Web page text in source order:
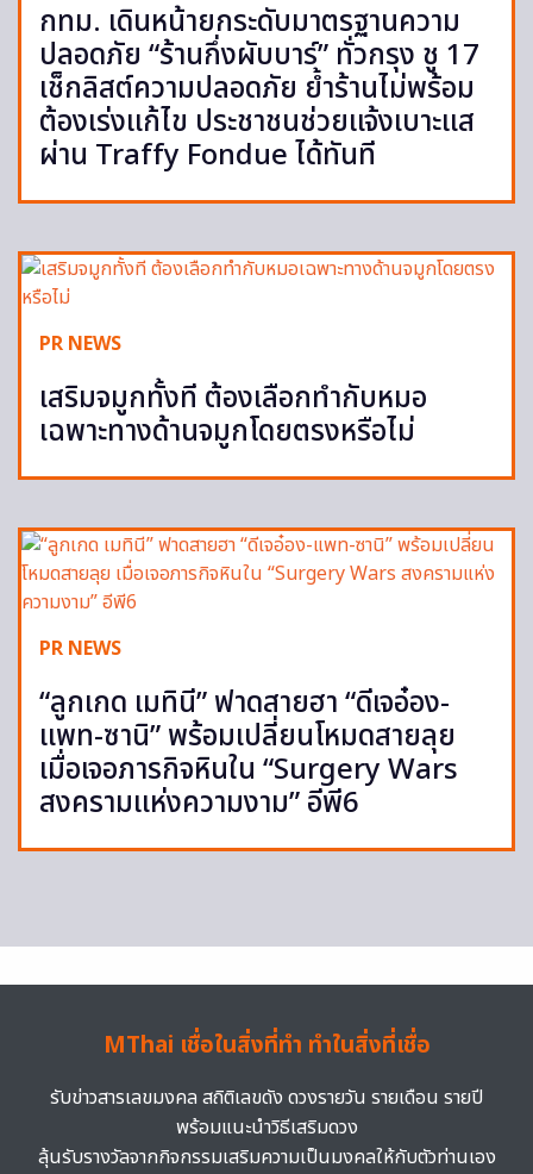
กทม. เดินหน้ายกระดับมาตรฐานความ
ปลอดภัย “ร้านกึ่งผับบาร์” ทั่วกรุง ชู 17
เช็กลิสต์ความปลอดภัย ย้ำร้านไม่พร้อม
ต้องเร่งแก้ไข ประชาชนช่วยแจ้งเบาะแส
ผ่าน Traffy Fondue ได้ทันที
PR NEWS
เสริมจมูกทั้งที ต้องเลือกทำกับหมอ
เฉพาะทางด้านจมูกโดยตรงหรือไม่
PR NEWS
“ลูกเกด เมทินี” ฟาดสายฮา “ดีเจอ๋อง-
แพท-ซานิ” พร้อมเปลี่ยนโหมดสายลุย
เมื่อเจอภารกิจหินใน “Surgery Wars
สงครามแห่งความงาม” อีพี6
MThai เชื่อในสิ่งที่ทำ ทำในสิ่งที่เชื่อ
รับข่าวสารเลขมงคล สถิติเลขดัง ดวงรายวัน รายเดือน รายปี
พร้อมแนะนำวิธีเสริมดวง
ลุ้นรับรางวัลจากกิจกรรมเสริมความเป็นมงคลให้กับตัวท่านเอง